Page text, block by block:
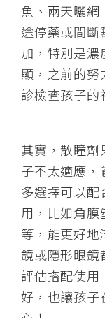
魚、兩天曬網
途停藥或間斷
加，特別是濃
顯，之前的努
診檢查孩子的
其實，散瞳
子不太適應，
多選擇可以
用，比如角膜
等，能更好地
鏡或隱形眼鏡
評估搭配使
好，也讓孩子